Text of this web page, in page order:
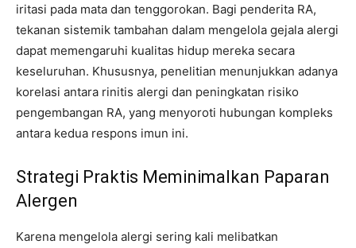
iritasi pada mata dan tenggorokan. Bagi penderita RA,
tekanan sistemik tambahan dalam mengelola gejala alergi
dapat memengaruhi kualitas hidup mereka secara
keseluruhan. Khususnya, penelitian menunjukkan adanya
korelasi antara rinitis alergi dan peningkatan risiko
pengembangan RA, yang menyoroti hubungan kompleks
antara kedua respons imun ini.
Strategi Praktis Meminimalkan Paparan
Alergen
Karena mengelola alergi sering kali melibatkan